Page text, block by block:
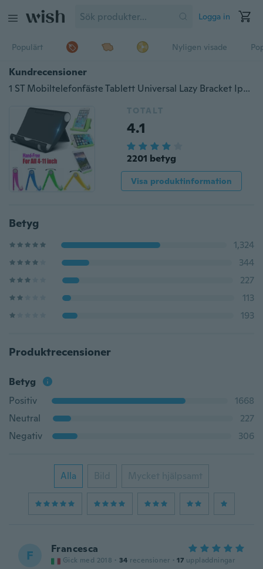
Logga in
Populärt Nyligen visade
Kundrecensioner
1 ST Mobiltelefonfäste Tablett Universal Lazy Bracket Ipad Desktop Multifunktions Fällbar Bärbar Telefonfäste
TOTALT
4.1
2201 betyg
Visa produktinformation
Betyg
1,324
344
227
113
193
Produktrecensioner
Betyg
Positiv
1668
Neutral
227
Negativ
306
Alla Bild Mycket hjälpsamt
F Francesca
Gick med 2018 · 34 recensioner · 17 uppladdningar